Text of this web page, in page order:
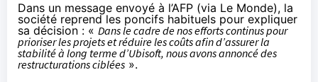
Dans un message envoyé à l’AFP (via Le Monde), la
société reprend les poncifs habituels pour expliquer
sa décision : « Dans le cadre de nos efforts continus pour
prioriser les projets et réduire les coûts afin d’assurer la
stabilité à long terme d’Ubisoft, nous avons annoncé des
restructurations ciblées ».